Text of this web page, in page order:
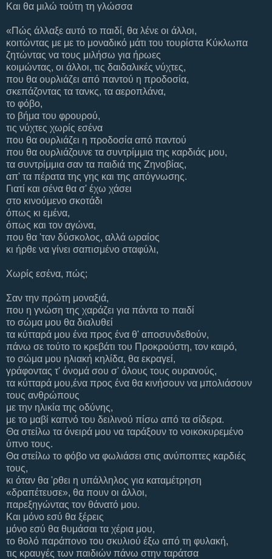
Και θα μιλώ τούτη τη γλώσσα
«Πώς άλλαξε αυτό το παιδί, θα λένε οι άλλοι,
κοιτώντας με με το μοναδικό μάτι του τουρίστα Κύκλωπα
ζητώντας να τους μιλήσω για ήρωες
κοιμώντας, οι άλλοι, τις δαιδαλικές νύχτες,
που θα ουρλιάζει από παντού η προδοσία,
σκεπάζοντας τα τανκς, τα αεροπλάνα,
το φόβο,
το βήμα του φρουρού,
τις νύχτες χωρίς εσένα
που θα ουρλιάζει η προδοσία από παντού
που θα ουρλιάζουνε τα συντρίμμια της καρδιάς μου,
τα συντρίμμια σαν τα παιδιά της Ζηνοβίας,
απ' τα πέρατα της γης και της απόγνωσης.
Γιατί και σένα θα σ' έχω χάσει
στο κινούμενο σκοτάδι
όπως κι εμένα,
όπως και τον αγώνα,
που θα 'ταν δύσκολος, αλλά ωραίος
κι ήρθε να γίνει σαπισμένο σταφύλι,
Χωρίς εσένα, πώς;
Σαν την πρώτη μοναξιά,
που η γνώση της χαράζει για πάντα το παιδί
το σώμα μου θα διαλυθεί
τα κύτταρά μου ένα προς ένα θ' αποσυνδεθούν,
πάνω σε τούτο το κρεβάτι του Προκρούστη, τον καιρό,
το σώμα μου ηλιακή κηλίδα, θα εκραγεί,
γράφοντας τ' όνομά σου σ' όλους τους ουρανούς,
τα κύτταρά μου,ένα προς ένα θα κινήσουν να μπολιάσουν
τους ανθρώπους
με την ηλικία της οδύνης,
με το μαβί καπνό του δειλινού πίσω από τα σίδερα.
Θα στείλω τα όνειρά μου να ταράξουν το νοικοκυρεμένο
ύπνο τους.
Θα στείλω το φόβο να φωλιάσει στις ανύποπτες καρδιές
τους,
κι όταν θα 'ρθει η υπάλληλος για καταμέτρηση
«δραπέτευσε», θα πουν οι άλλοι,
παρεξηγώντας τον θάνατό μου.
Και μόνο εσύ θα ξέρεις
μόνο εσύ θα θυμάσαι τα χέρια μου,
το θολό παράπονο του σκυλιού έξω από τη φυλακή,
τις κραυγές των παιδιών πάνω στην ταράτσα